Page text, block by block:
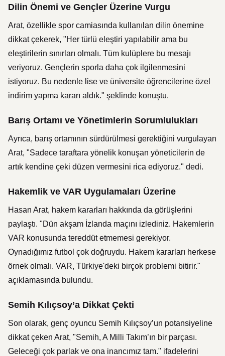
Dilin Önemi ve Gençler Üzerine Vurgu
Arat, özellikle spor camiasında kullanılan dilin önemine
dikkat çekerek, "Her türlü eleştiri yapılabilir ama bu
eleştirilerin sınırları olmalı. Tüm kulüplere bu mesajı
veriyoruz. Gençlerin sporla daha çok ilgilenmesini
istiyoruz. Bu nedenle lise ve üniversite öğrencilerine özel
indirim yapma kararı aldık." şeklinde konuştu.
Barış Ortamı ve Yönetimlerin Sorumlulukları
Ayrıca, barış ortamının sürdürülmesi gerektiğini vurgulayan
Arat, "Sadece taraftara yönelik konuşan yöneticilerin de
artık kendine çeki düzen vermesini rica ediyoruz." dedi.
Hakemlik ve VAR Uygulamaları Üzerine
Hasan Arat, hakem kararları hakkında da görüşlerini
paylaştı. "Dün akşam İzlanda maçını izlediniz. Hakemlerin
VAR konusunda tereddüt etmemesi gerekiyor.
Oynadığımız futbol çok doğruydu. Hakem kararları herkese
örnek olmalı. VAR, Türkiye'deki birçok problemi bitirir."
açıklamasında bulundu.
Semih Kılıçsoy’a Dikkat Çekti
Son olarak, genç oyuncu Semih Kılıçsoy’un potansiyeline
dikkat çeken Arat, "Semih, A Milli Takım’ın bir parçası.
Geleceği çok parlak ve ona inancımız tam." ifadelerini